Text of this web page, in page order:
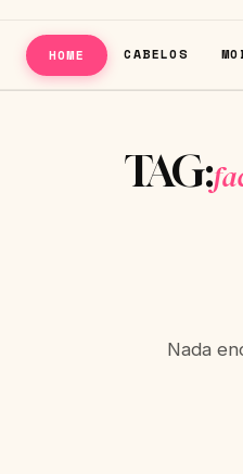
HOME CABELOS
TAG:
Nada